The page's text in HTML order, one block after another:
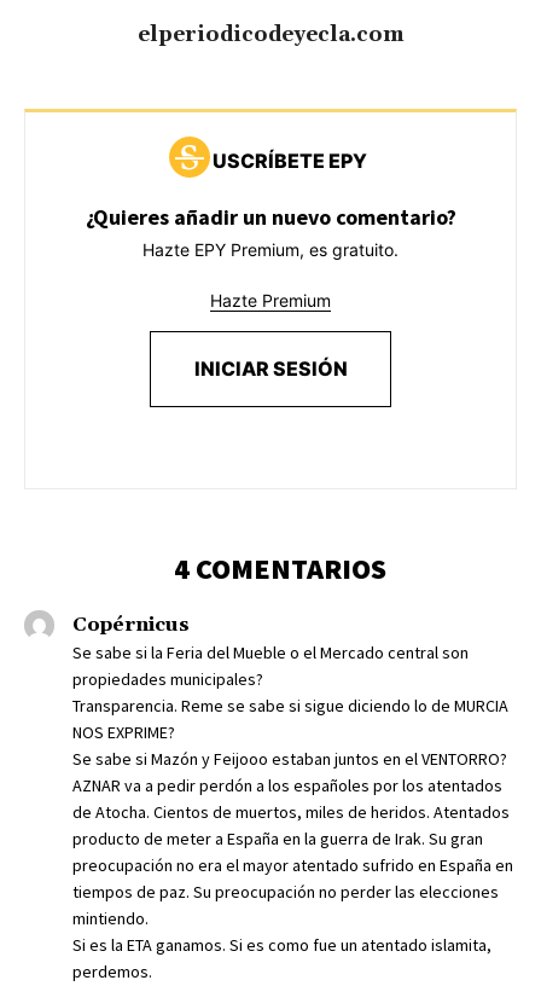
elperiodicodeyecla.com
USCRÍBETE EPY
¿Quieres añadir un nuevo comentario?
Hazte EPY Premium, es gratuito.
Hazte Premium
INICIAR SESIÓN
4 COMENTARIOS
Copérnicus
Se sabe si la Feria del Mueble o el Mercado central son
propiedades municipales?
Transparencia. Reme se sabe si sigue diciendo lo de MURCIA
NOS EXPRIME?
Se sabe si Mazón y Feijooo estaban juntos en el VENTORRO?
AZNAR va a pedir perdón a los españoles por los atentados
de Atocha. Cientos de muertos, miles de heridos. Atentados
producto de meter a España en la guerra de Irak. Su gran
preocupación no era el mayor atentado sufrido en España en
tiempos de paz. Su preocupación no perder las elecciones
mintiendo.
Si es la ETA ganamos. Si es como fue un atentado islamita,
perdemos.